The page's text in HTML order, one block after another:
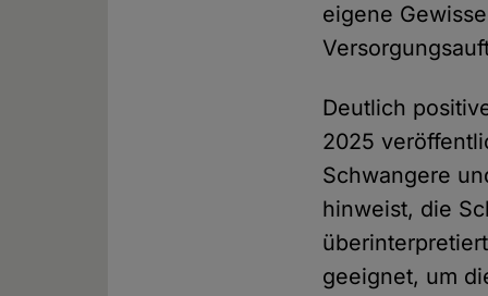
eigene
Deutlich
2025
Schwangere
hinweist, die
geeignet, um